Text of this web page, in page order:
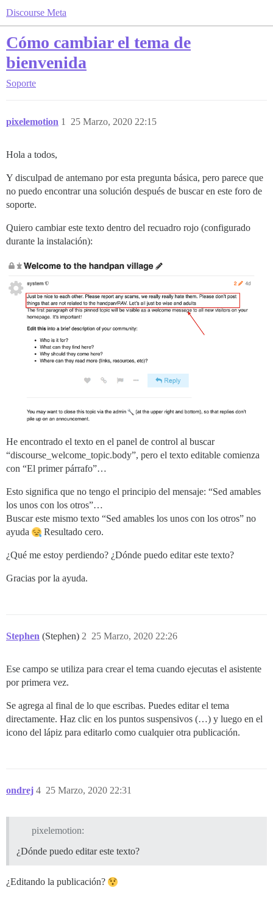
Discourse Meta
Cómo cambiar el tema de
bienvenida
Soporte
pixelemotion 25 Marzo, 2020 22:15
1
Hola a todos,
Y disculpad de antemano por esta pregunta básica, pero parece que
no puedo encontrar una solución después de buscar en este foro de
soporte.
Quiero cambiar este texto dentro del recuadro rojo (configurado
durante la instalación):
He encontrado el texto en el panel de control al buscar
“discourse_welcome_topic.body”, pero el texto editable comienza
con “El primer párrafo”…
Esto significa que no tengo el principio del mensaje: “Sed amables
los unos con los otros”…
Buscar este mismo texto “Sed amables los unos con los otros” no
ayuda
Resultado cero.
¿Qué me estoy perdiendo? ¿Dónde puedo editar este texto?
Gracias por la ayuda.
Stephen (Stephen) 25 Marzo, 2020 22:26
2
Ese campo se utiliza para crear el tema cuando ejecutas el asistente
por primera vez.
Se agrega al final de lo que escribas. Puedes editar el tema
directamente. Haz clic en los puntos suspensivos (…) y luego en el
icono del lápiz para editarlo como cualquier otra publicación.
ondrej 25 Marzo, 2020 22:31
4
pixelemotion:
¿Dónde puedo editar este texto?
¿Editando la publicación?